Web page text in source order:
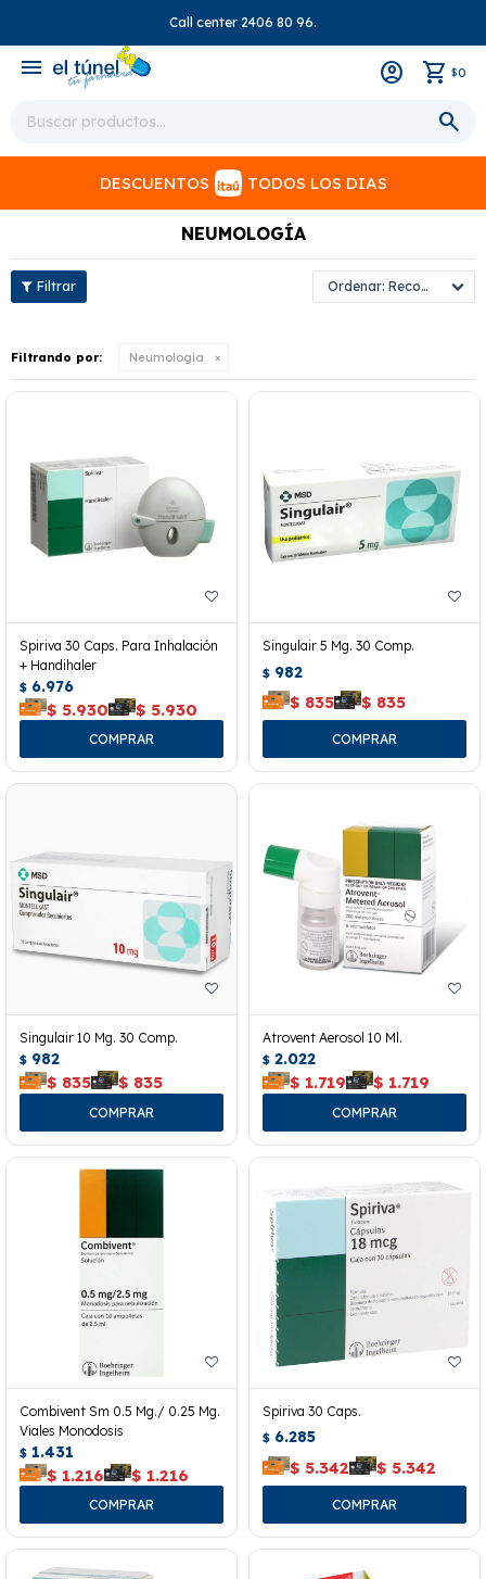
Call center 2406 80 96.
menu $0
DESCUENTOS TODOS LOS DIAS
NEUMOLOGÍA
Recomendados
Filtrando por: Neumología
Spiriva 30 Caps. Para Inhalación
+ Handihaler
$ 6.976
$ 5.930 $ 5.930
Singulair 5 Mg. 30 Comp.
$ 982
$ 835 $ 835
Singulair 10 Mg. 30 Comp.
$ 982
$ 835 $ 835
Atrovent Aerosol 10 Ml.
$ 2.022
$ 1.719 $ 1.719
Combivent Sm 0.5 Mg./ 0.25 Mg.
Viales Monodosis
$ 1.431
$ 1.216 $ 1.216
Spiriva 30 Caps.
$ 6.285
$ 5.342 $ 5.342
close